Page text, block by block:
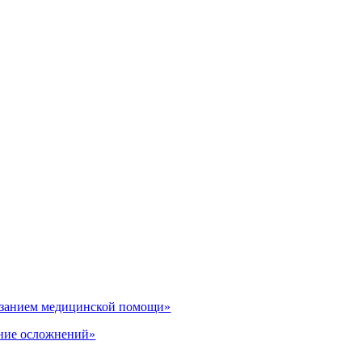
медицинской помощи»
осложнений»